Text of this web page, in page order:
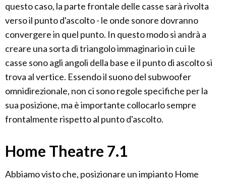
questo caso, la parte frontale delle casse sarà rivolta
verso il punto d'ascolto - le onde sonore dovranno
convergere in quel punto. In questo modo si andrà a
creare una sorta di triangolo immaginario in cui le
casse sono agli angoli della base e il punto di ascolto si
trova al vertice. Essendo il suono del subwoofer
omnidirezionale, non ci sono regole specifiche per la
sua posizione, ma è importante collocarlo sempre
frontalmente rispetto al punto d'ascolto.
Home Theatre 7.1
Abbiamo visto che, posizionare un impianto Home